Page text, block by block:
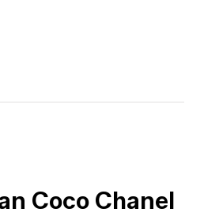
Coco Chanel